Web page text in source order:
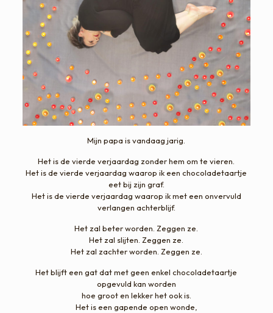
Mijn papa is vandaag jarig.
Het is de vierde verjaardag zonder hem om te vieren.
Het is de vierde verjaardag waarop ik een chocoladetaartje
eet bij zijn graf.
Het is de vierde verjaardag waarop ik met een onvervuld
verlangen achterblijf.
Het zal beter worden. Zeggen ze.
Het zal slijten. Zeggen ze.
Het zal zachter worden. Zeggen ze.
Het blijft een gat dat met geen enkel chocoladetaartje
opgevuld kan worden
hoe groot en lekker het ook is.
Het is een gapende open wonde,